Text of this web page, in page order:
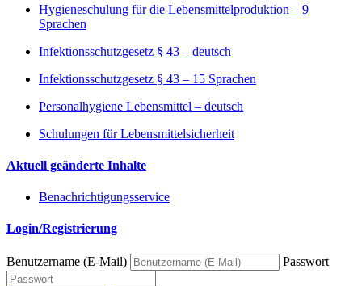
Hygieneschulung für die Lebensmittelproduktion – 9
Sprachen
Infektionsschutzgesetz § 43 – deutsch
Infektionsschutzgesetz § 43 – 15 Sprachen
Personalhygiene Lebensmittel – deutsch
Schulungen für Lebensmittelsicherheit
Aktuell geänderte Inhalte
Benachrichtigungsservice
Login/Registrierung
Benutzername (E-Mail) Passwort